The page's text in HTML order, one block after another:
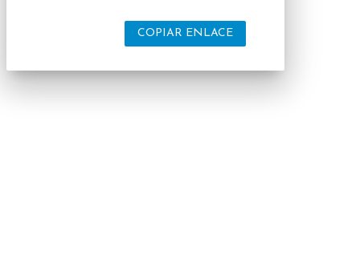
COPIAR ENLACE